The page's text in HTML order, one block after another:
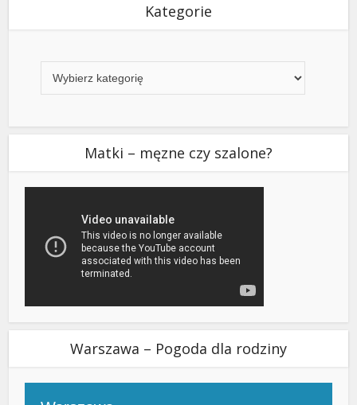
Kategorie
Matki – męzne czy szalone?
Warszawa – Pogoda dla rodziny